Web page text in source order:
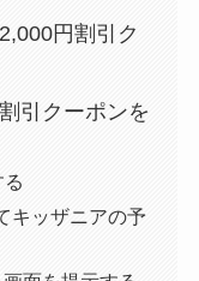
円割引ク
引クーポンを
キッザニアの予